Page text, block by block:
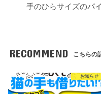
手のひらサイズのパ
RECOMMEND こちらの
お知らせ